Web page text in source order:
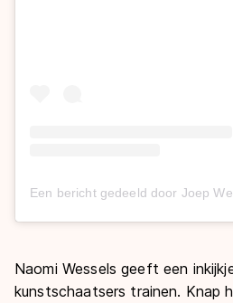
Naomi Wessels geeft een
kunstschaatsers trainen. Knap